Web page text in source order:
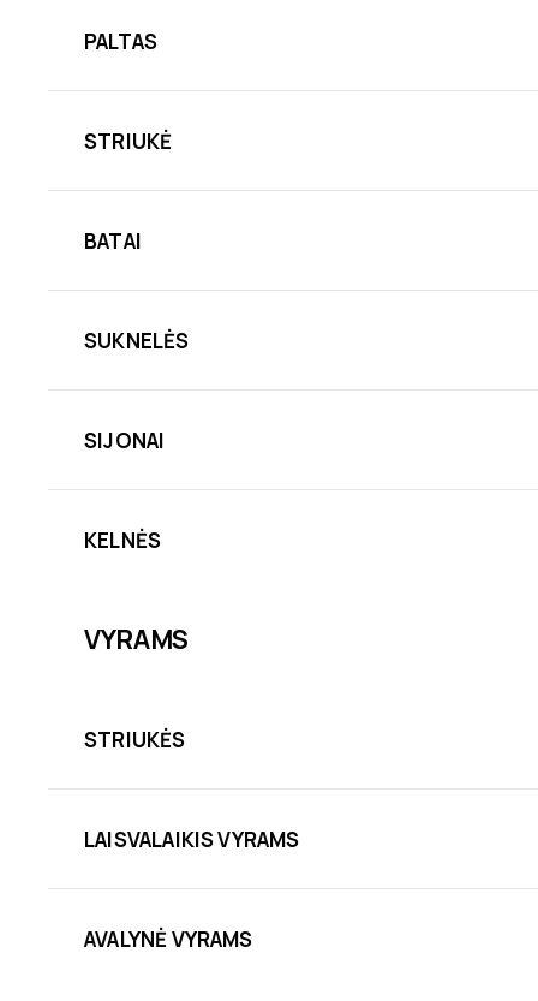
PALTAS
STRIUKĖ
BATAI
SUKNELĖS
SIJONAI
KELNĖS
VYRAMS
STRIUKĖS
LAISVALAIKIS VYRAMS
AVALYNĖ VYRAMS